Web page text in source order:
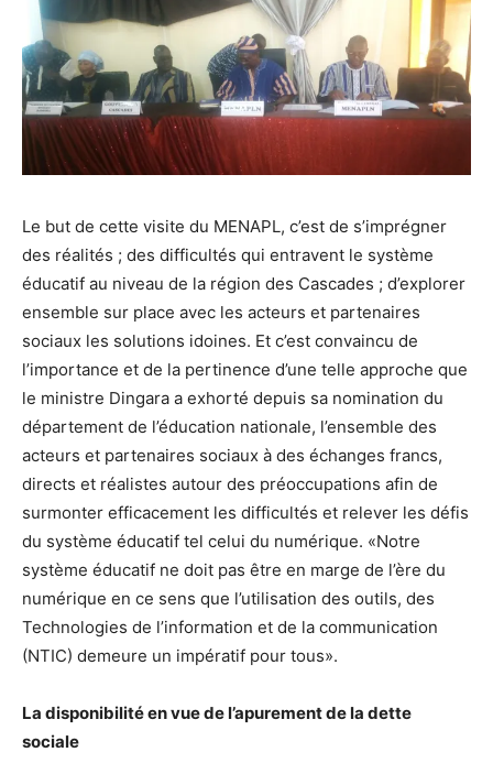
Le but de cette visite du MENAPL, c’est de s’imprégner
des réalités ; des difficultés qui entravent le système
éducatif au niveau de la région des Cascades ; d’explorer
ensemble sur place avec les acteurs et partenaires
sociaux les solutions idoines. Et c’est convaincu de
l’importance et de la pertinence d’une telle approche que
le ministre Dingara a exhorté depuis sa nomination du
département de l’éducation nationale, l’ensemble des
acteurs et partenaires sociaux à des échanges francs,
directs et réalistes autour des préoccupations afin de
surmonter efficacement les difficultés et relever les défis
du système éducatif tel celui du numérique. «Notre
système éducatif ne doit pas être en marge de l’ère du
numérique en ce sens que l’utilisation des outils, des
Technologies de l’information et de la communication
(NTIC) demeure un impératif pour tous».
La disponibilité en vue de l’apurement de la dette
sociale